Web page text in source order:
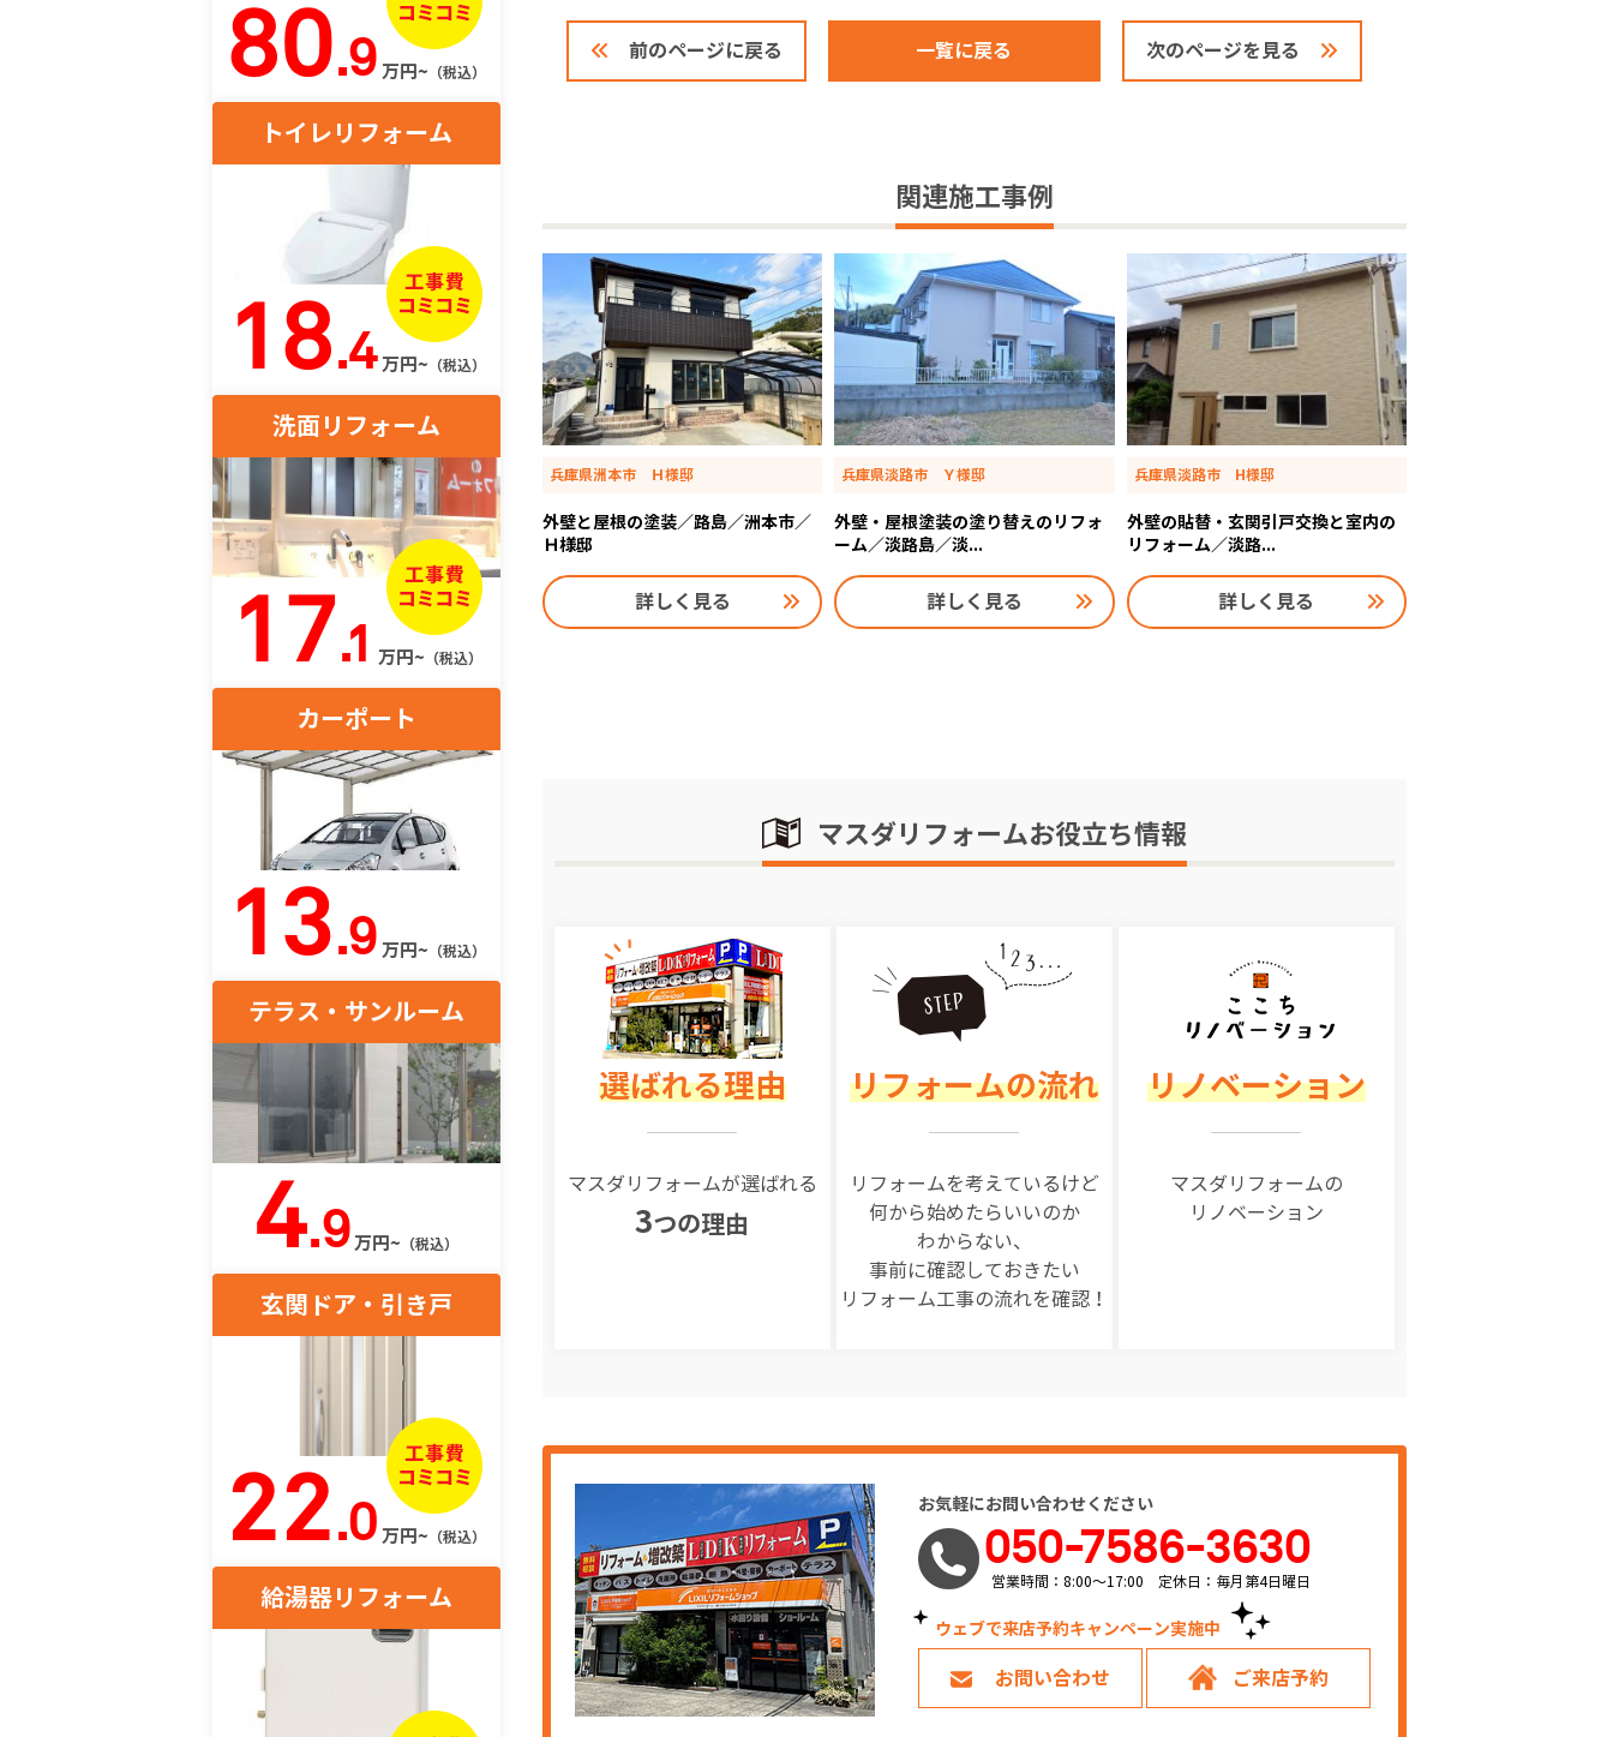
前のページに戻る 一覧に戻る 次のページを見る
関連施工事例
兵庫県洲本市 Ｈ様邸
外壁と屋根の塗装／路島／洲本市／
Ｈ様邸
詳しく見る
兵庫県淡路市 Ｙ様邸
外壁・屋根塗装の塗り替えのリフォ
ーム／淡路島／淡...
詳しく見る
兵庫県淡路市 H様邸
外壁の貼替・玄関引戸交換と室内の
リフォーム／淡路...
詳しく見る
マスダリフォームお役立ち情報
選ばれる理由
マスダリフォームが選ばれる
3つの理由
リフォームの流れ
リフォームを考えているけど
何から始めたらいいのか
わからない、
事前に確認しておきたい
リフォーム工事の流れを確認！
リノベーション
マスダリフォームの
リノベーション
お気軽にお問い合わせください
050-7586-3630
営業時間：8:00～17:00 定休日：毎月第4日曜日
ウェブで来店予約キャンペーン実施中！
お問い合わせ ご来店予約
80.9 万円~ （税込）
トイレリフォーム
18.4万円~ （税込）
洗面リフォーム
17.1 万円~ （税込）
カーポート
13.9 万円~ （税込）
テラス・サンルーム
4.9万円~ （税込）
玄関ドア・引き戸
22.0 万円~ （税込）
給湯器リフォーム